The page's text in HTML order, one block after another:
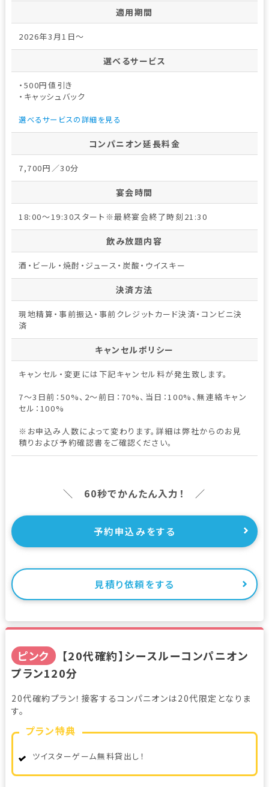
適用期間
2026年3月1日～
選べるサービス
・500円値引き
・キャッシュバック
選べるサービスの詳細を見る
コンパニオン延長料金
7,700円／30分
宴会時間
18:00～19:30スタート※最終宴会終了時刻21:30
飲み放題内容
酒・ビール・焼酎・ジュース・炭酸・ウイスキー
決済方法
現地精算・事前振込・事前クレジットカード決済・コンビニ決
済
キャンセルポリシー
キャンセル・変更には下記キャンセル料が発生致します。
7～3日前：50%、2～前日：70%、当日：100%、無連絡キャン
セル：100%
※お申込み人数によって変わります。詳細は弊社からのお見
積りおよび予約確認書をご確認ください。
＼ 60秒でかんたん入力！ ／
予約申込みをする
見積り依頼をする
ピンク
【20代確約】シースルーコンパニオン
プラン120分
20代確約プラン！接客するコンパニオンは20代限定となりま
す。
プラン特典
ツイスターゲーム無料貸出し！